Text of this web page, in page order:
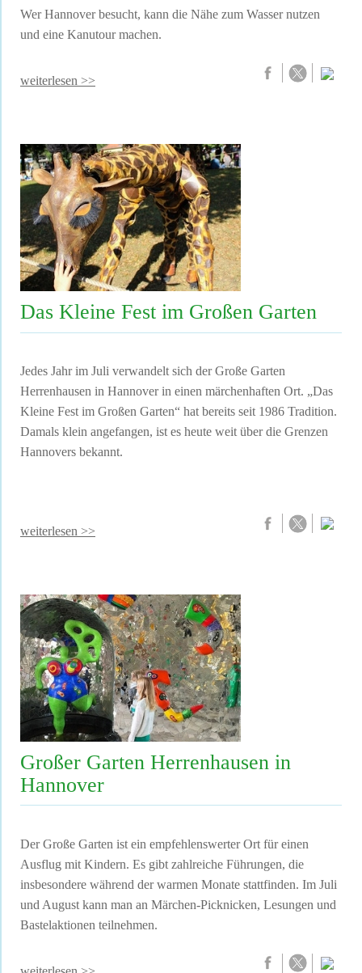
Wer Hannover besucht, kann die Nähe zum Wasser nutzen
und eine Kanutour machen.
weiterlesen >>
Das Kleine Fest im Großen Garten
Jedes Jahr im Juli verwandelt sich der Große Garten
Herrenhausen in Hannover in einen märchenhaften Ort. „Das
Kleine Fest im Großen Garten“ hat bereits seit 1986 Tradition.
Damals klein angefangen, ist es heute weit über die Grenzen
Hannovers bekannt.
weiterlesen >>
Großer Garten Herrenhausen in
Hannover
Der Große Garten ist ein empfehlenswerter Ort für einen
Ausflug mit Kindern. Es gibt zahlreiche Führungen, die
insbesondere während der warmen Monate stattfinden. Im Juli
und August kann man an Märchen-Picknicken, Lesungen und
Bastelaktionen teilnehmen.